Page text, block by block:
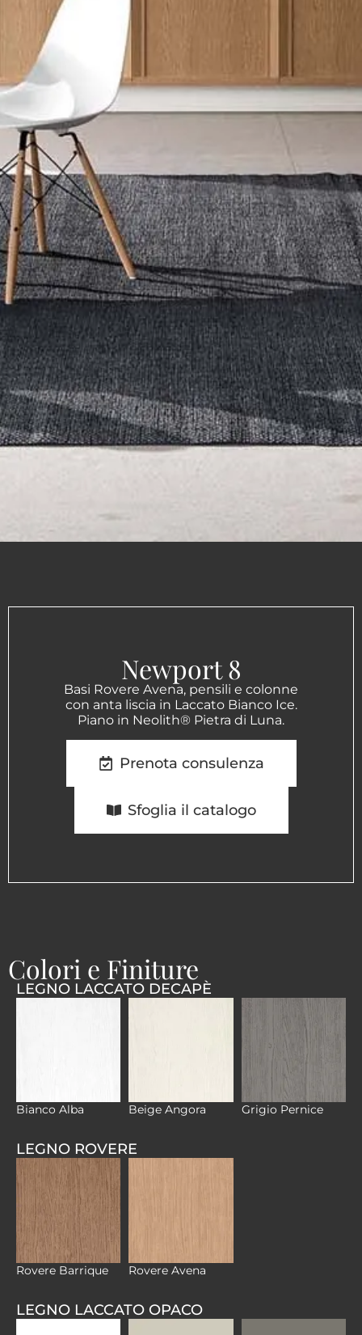
Newport 8
Basi Rovere Avena, pensili e colonne
con anta liscia in Laccato Bianco Ice.
Piano in Neolith® Pietra di Luna.
Prenota consulenza
Sfoglia il catalogo
Colori e Finiture
LEGNO LACCATO DECAPÈ
Bianco Alba Beige Angora Grigio Pernice
LEGNO ROVERE
Rovere Barrique Rovere Avena
LEGNO LACCATO OPACO